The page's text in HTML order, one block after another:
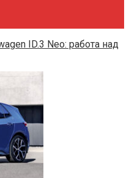
ID.3 Neo: работа над